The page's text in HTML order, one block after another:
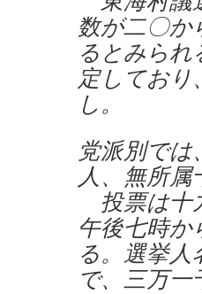
数が二〇か
るとみら
定しており
し。
党派別で
人、無所属
投票は十
午後七時
る。選挙
で、三万